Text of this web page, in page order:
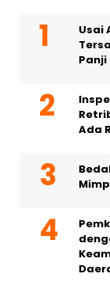
Usai
Panji
Ada